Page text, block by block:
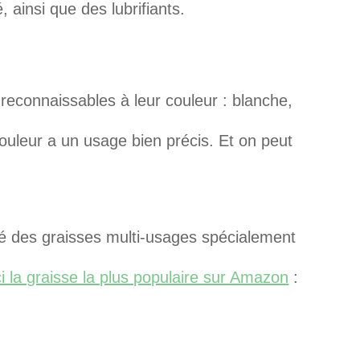
ainsi que des lubrifiants.
à leur couleur : blanche,
a un usage bien précis. Et on peut
des graisses multi-usages spécialement
la graisse la plus populaire sur Amazon :